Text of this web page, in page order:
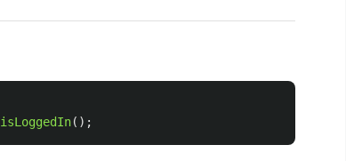
isLoggedIn();